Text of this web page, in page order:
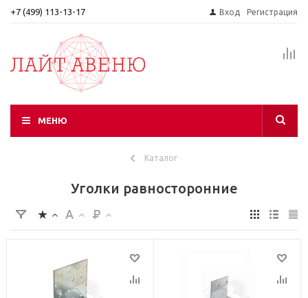
+7 (499) 113-13-17 Вход Регистрация
МЕНЮ
Каталог
Уголки равносторонние